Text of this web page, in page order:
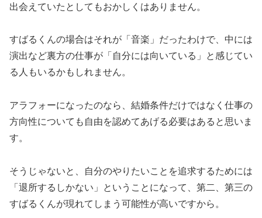
出会えていたとしてもおかしくはありません。
すばるくんの場合はそれが「音楽」だったわけで、中には
演出など裏方の仕事が「自分には向いている」と感じてい
る人もいるかもしれません。
アラフォーになったのなら、結婚条件だけではなく仕事の
方向性についても自由を認めてあげる必要はあると思いま
す。
そうじゃないと、自分のやりたいことを追求するためには
「退所するしかない」ということになって、第二、第三の
すばるくんが現れてしまう可能性が高いですから。